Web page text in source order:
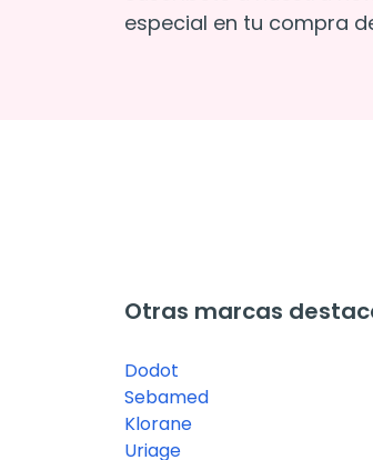
especial en tu compra
Otras marcas
Dodot
Sebamed
Klorane
Uriage